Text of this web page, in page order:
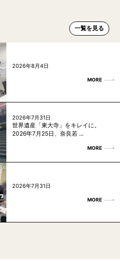
一覧を見る
2026年8月4日
MORE
2026年7月31日
世界遺産「東大寺」をキレイに。
2026年7月25日、奈良若 ...
MORE
2026年7月31日
MORE